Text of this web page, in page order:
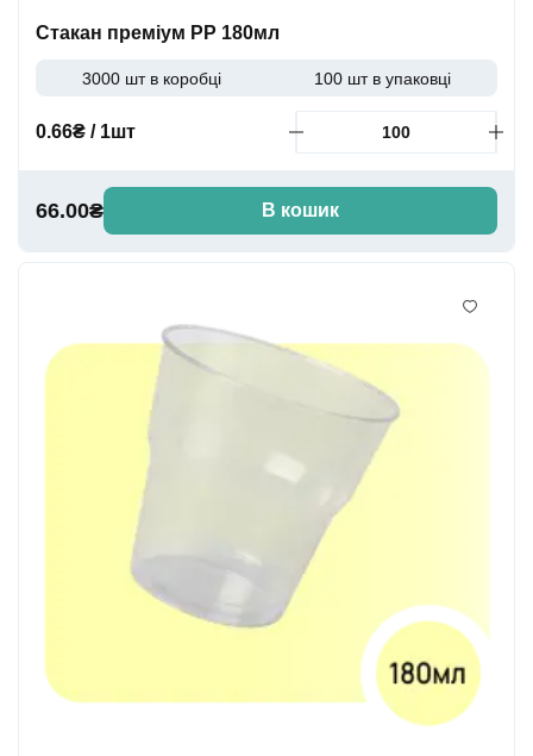
Стакан преміум PP 180мл
3000 шт в коробці 100 шт в упаковці
0.66₴ / 1шт
66.00₴ В кошик